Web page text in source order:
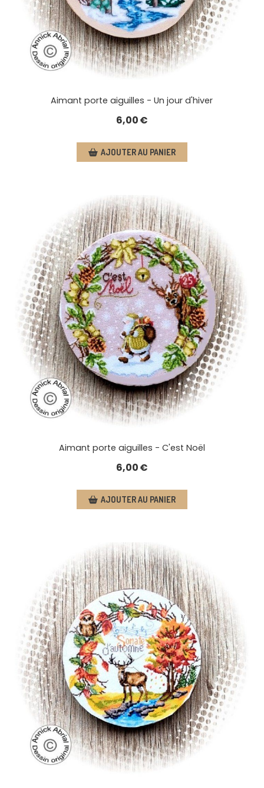
Aimant porte aiguilles - Un jour d'hiver
6,00€
AJOUTER AU PANIER
Aimant porte aiguilles - C'est Noël
6,00€
AJOUTER AU PANIER